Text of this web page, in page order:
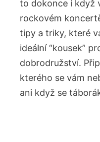
to dokonce i​ když
rockovém
tipy ‍a triky, které
‌ideální ⁢“kousek”
dobrodružství.
kterého⁣ se ⁢vám
ani​ když‍ se